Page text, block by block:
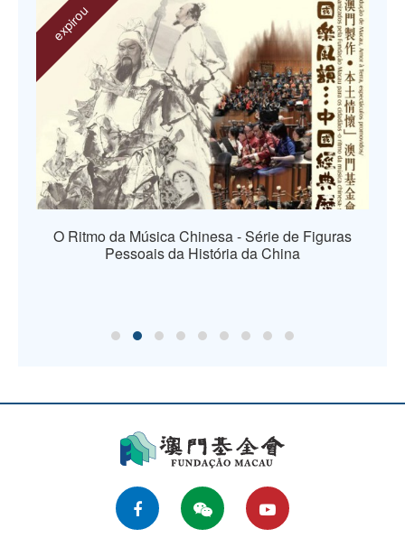
expirou
O Ritmo da Música Chinesa - Série de Figuras
Pessoais da História da China